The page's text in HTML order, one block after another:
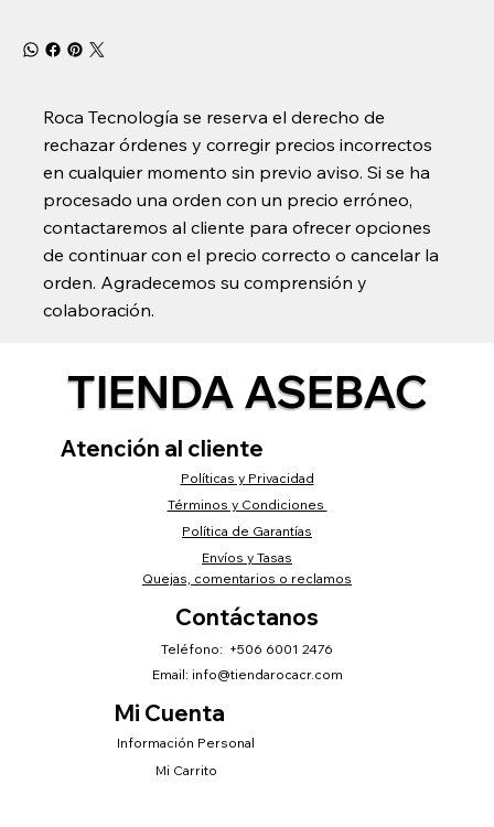
Roca Tecnología se reserva el derecho de
rechazar órdenes y corregir precios incorrectos
en cualquier momento sin previo aviso. Si se ha
procesado una orden con un precio erróneo,
contactaremos al cliente para ofrecer opciones
de continuar con el precio correcto o cancelar la
orden. Agradecemos su comprensión y
colaboración.
TIENDA ASEBAC
Atención al cliente
Políticas y Privacidad
Términos y Condiciones
Envíos y Tasas
Política de Garantías
Quejas, comentarios o reclamos
Mi Cuenta
Información Personal
Mi Carrito
Contáctanos
Teléfono: +506 6001 2476
Email: info@tiendarocacr.com